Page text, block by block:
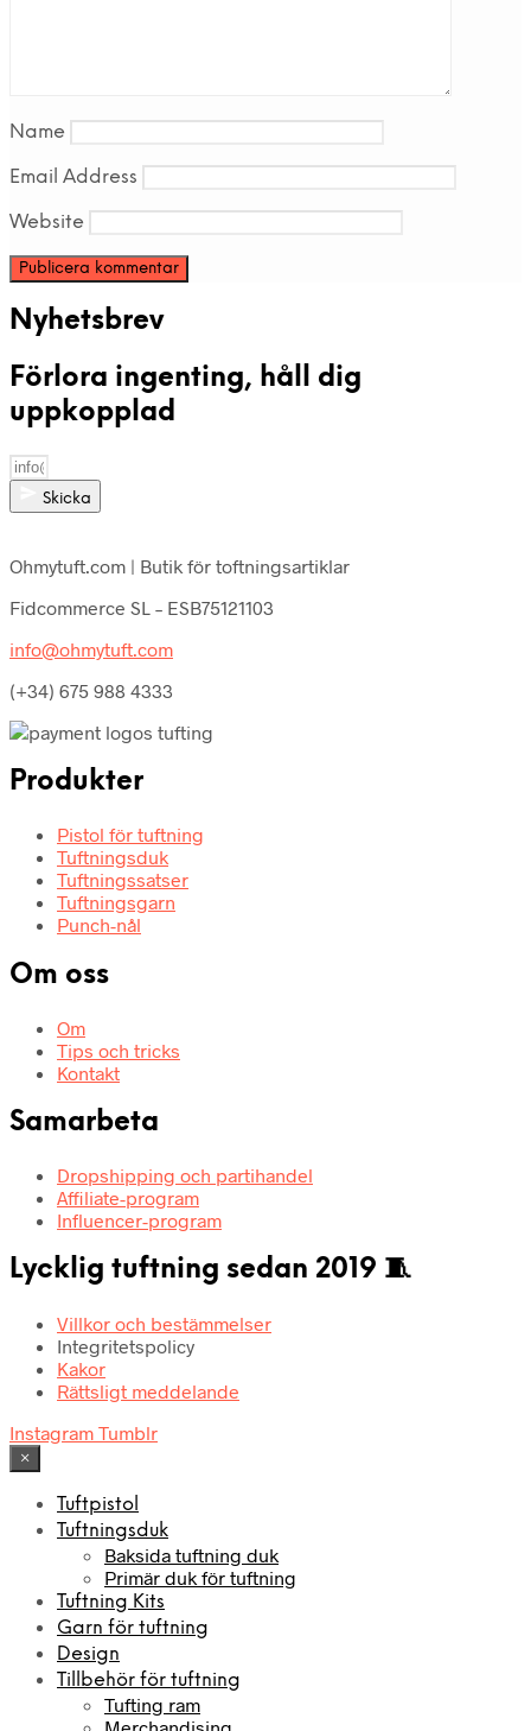
Name
Email Address
Website
Nyhetsbrev
Förlora ingenting, håll dig
uppkopplad
Skicka
Ohmytuft.com | Butik för toftningsartiklar
Fidcommerce SL – ESB75121103
info@ohmytuft.com
(+34) 675 988 4333
Produkter
Pistol för tuftning
Tuftningsduk
Tuftningssatser
Tuftningsgarn
Punch-nål
Om oss
Om
Tips och tricks
Kontakt
Samarbeta
Dropshipping och partihandel
Affiliate-program
Influencer-program
Lycklig tuftning sedan 2019 🧵
Villkor och bestämmelser
Integritetspolicy
Kakor
Rättsligt meddelande
Instagram Tumblr
×
Tuftpistol
Tuftningsduk
Baksida tuftning duk
Primär duk för tuftning
Tuftning Kits
Garn för tuftning
Design
Tillbehör för tuftning
Tufting ram
Merchandising